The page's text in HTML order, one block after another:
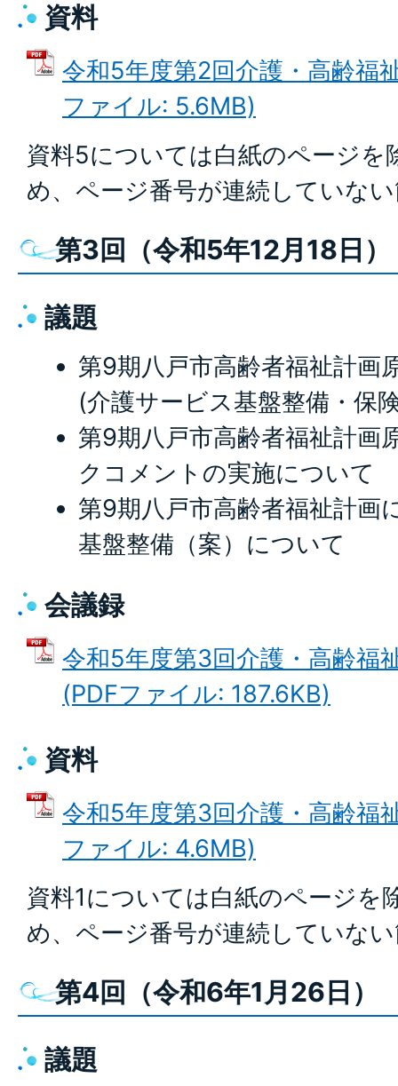
資料
令和5年度第2回介護・高齢福
ファイル: 5.6MB)
資料5については白紙のページを
め、ページ番号が連続していな
第3回（令和5年12月18日）
議題
第9期八戸市高齢者福祉計画
(介護サービス基盤整備・保
第9期八戸市高齢者福祉計画
クコメントの実施について
第9期八戸市高齢者福祉計画
基盤整備（案）について
会議録
令和5年度第3回介護・高齢福
(PDFファイル: 187.6KB)
資料
令和5年度第3回介護・高齢福
ファイル: 4.6MB)
資料1については白紙のページを
め、ページ番号が連続していな
第4回（令和6年1月26日）
議題